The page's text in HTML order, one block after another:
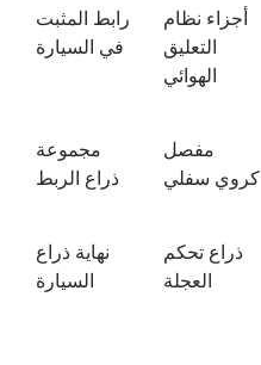
أجزاء نظام
التعليق
الهوائي
رابط المثبت
في السيارة
مفصل
كروي سفلي
مجموعة
ذراع الربط
ذراع تحكم
العجلة
نهاية ذراع
السيارة